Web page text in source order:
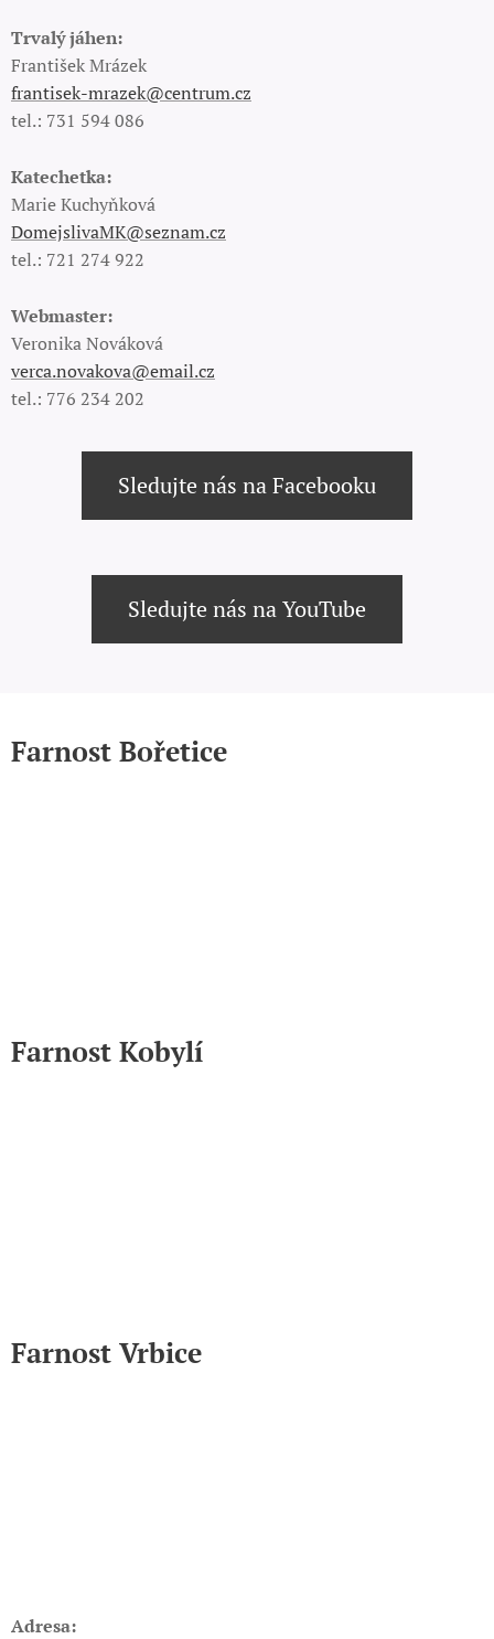
Trvalý jáhen:
František Mrázek
frantisek-mrazek@centrum.cz
tel.: 731 594 086
Katechetka:
Marie Kuchyňková
DomejslivaMK@seznam.cz
tel.: 721 274 922
Webmaster:
Veronika Nováková
verca.novakova@email.cz
tel.: 776 234 202
Sledujte nás na Facebooku
Sledujte nás na YouTube
Farnost Bořetice
Farnost Kobylí
Farnost Vrbice
Adresa: